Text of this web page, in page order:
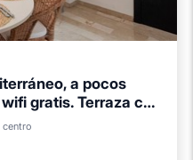
a pocos
gratis. Terraza con
FAMILIAS
Piscina